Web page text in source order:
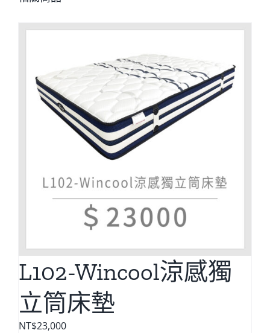
L102-Wincool涼感獨
立筒床墊
NT$23,000